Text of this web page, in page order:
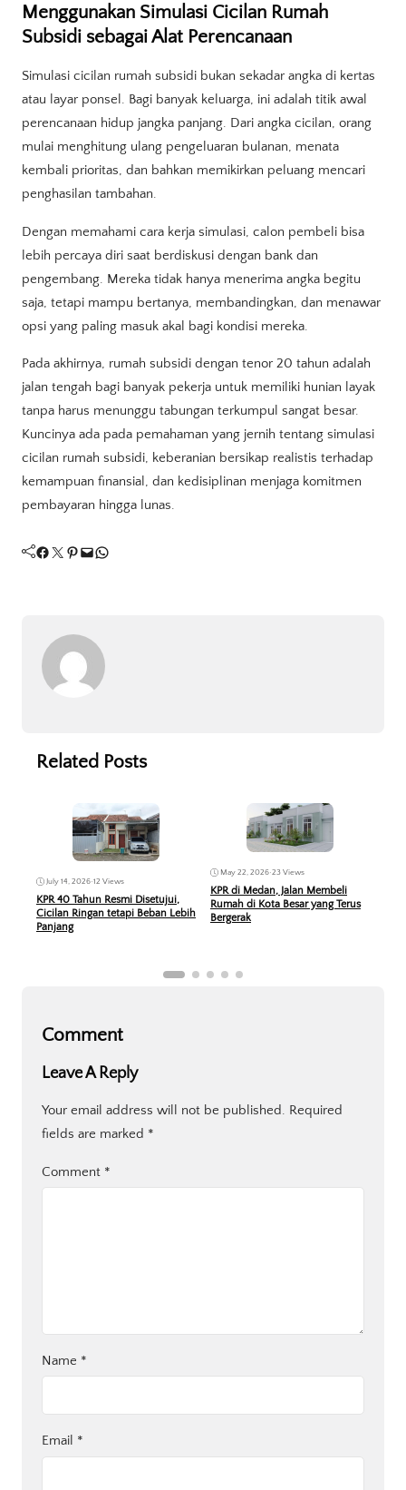
Menggunakan Simulasi Cicilan Rumah
Subsidi sebagai Alat Perencanaan
Simulasi cicilan rumah subsidi bukan sekadar angka di kertas
atau layar ponsel. Bagi banyak keluarga, ini adalah titik awal
perencanaan hidup jangka panjang. Dari angka cicilan, orang
mulai menghitung ulang pengeluaran bulanan, menata
kembali prioritas, dan bahkan memikirkan peluang mencari
penghasilan tambahan.
Dengan memahami cara kerja simulasi, calon pembeli bisa
lebih percaya diri saat berdiskusi dengan bank dan
pengembang. Mereka tidak hanya menerima angka begitu
saja, tetapi mampu bertanya, membandingkan, dan menawar
opsi yang paling masuk akal bagi kondisi mereka.
Pada akhirnya, rumah subsidi dengan tenor 20 tahun adalah
jalan tengah bagi banyak pekerja untuk memiliki hunian layak
tanpa harus menunggu tabungan terkumpul sangat besar.
Kuncinya ada pada pemahaman yang jernih tentang simulasi
cicilan rumah subsidi, keberanian bersikap realistis terhadap
kemampuan finansial, dan kedisiplinan menjaga komitmen
pembayaran hingga lunas.
Facebook Twitter Pinterest Mail WhatsApp
Related Posts
July 14, 2026•12 Views
KPR 40 Tahun Resmi Disetujui,
Cicilan Ringan tetapi Beban Lebih
Panjang
May 22, 2026•23 Views
KPR di Medan, Jalan Membeli
Rumah di Kota Besar yang Terus
Bergerak
Comment
Leave A Reply
Your email address will not be published. Required
fields are marked *
Comment *
Name *
Email *